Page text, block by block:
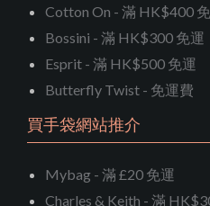
Cotton On - 滿 HK$400
Bossini - 滿 HK$300 免運
Esprit - 滿 HK$500 免運
Butterfly Twist - 免運費
買手袋網站推介
Mybag - 滿 £20 免運
Charles & Keith - 滿